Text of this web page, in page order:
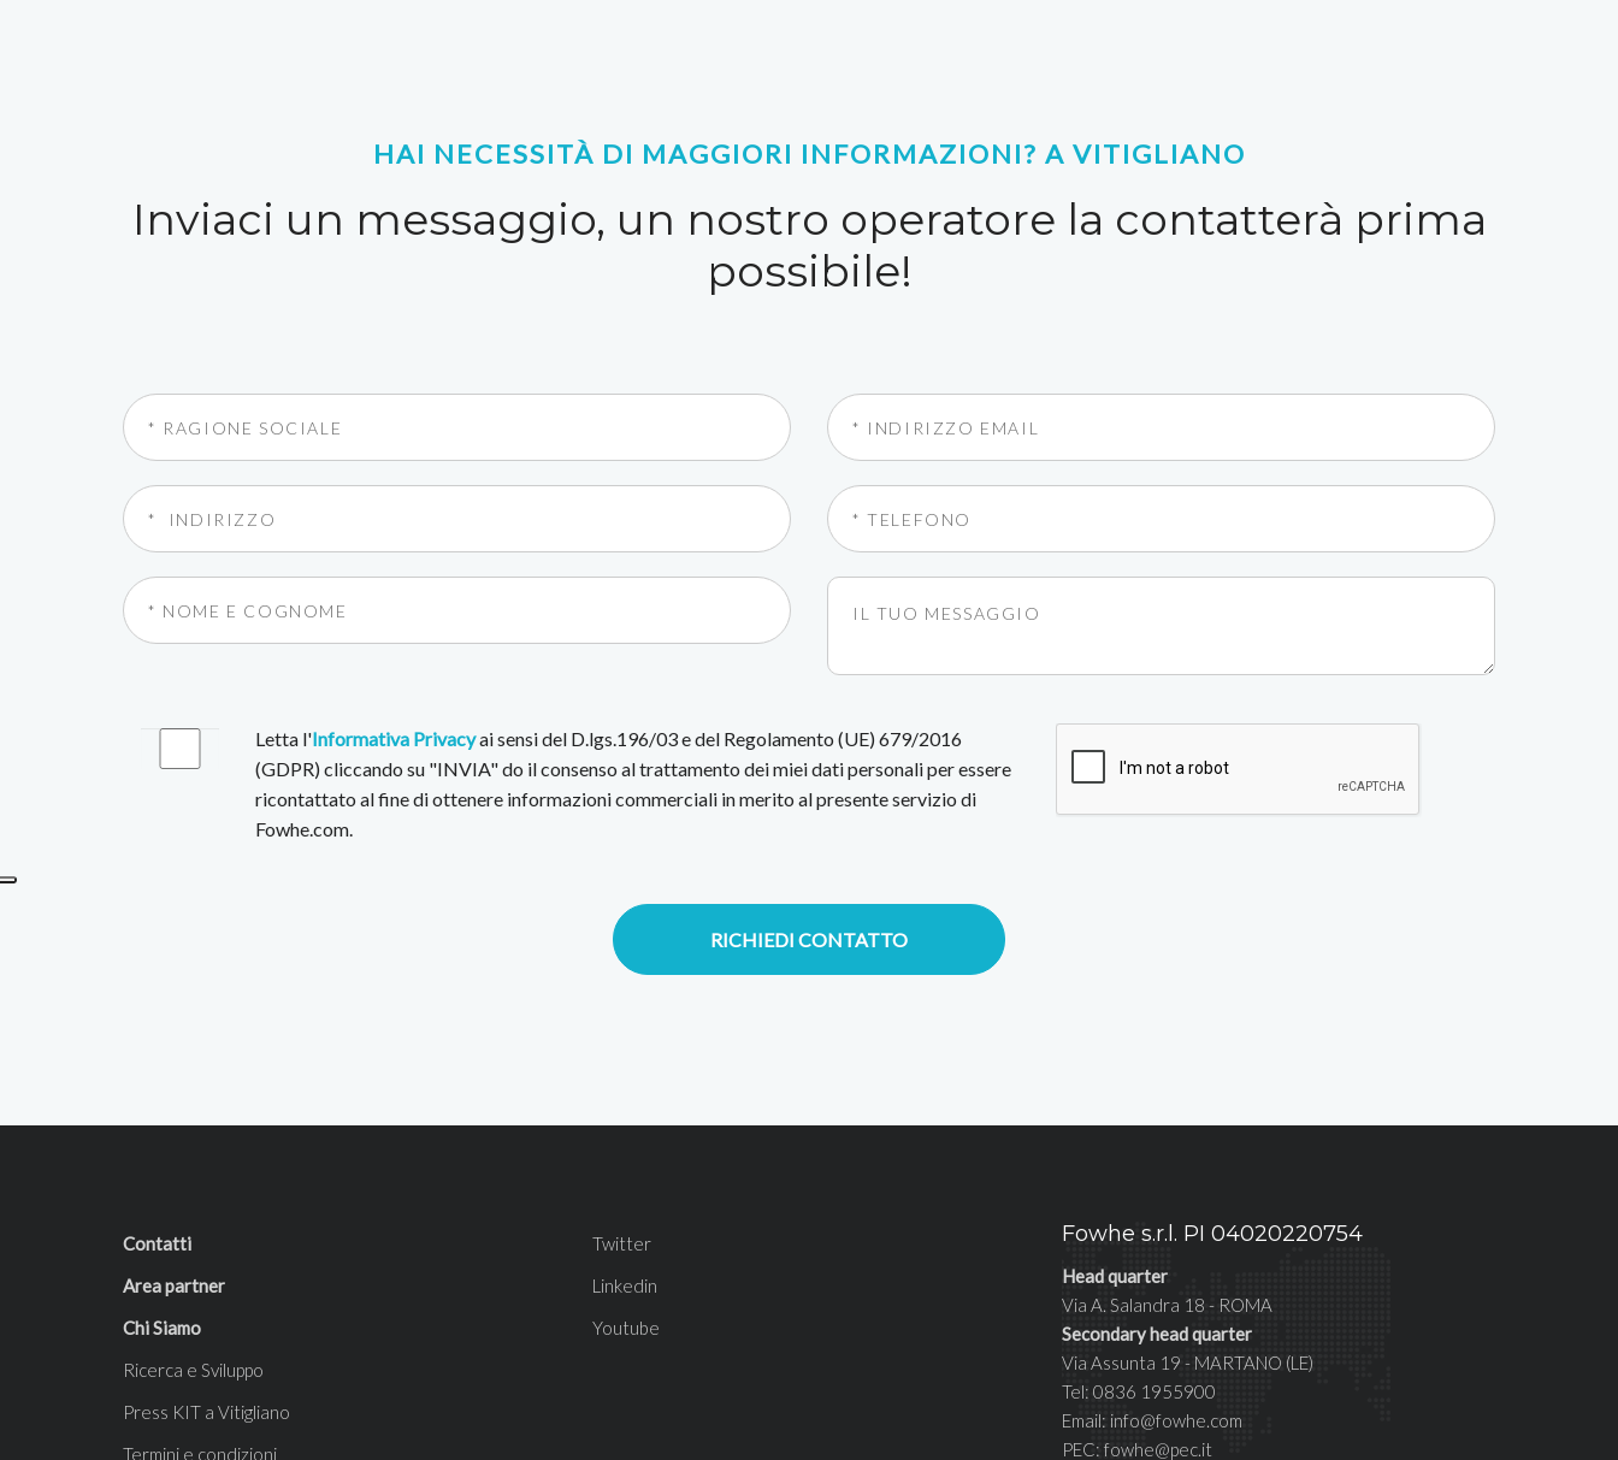
HAI NECESSITÀ DI MAGGIORI INFORMAZIONI? A VITIGLIANO
Inviaci un messaggio, un nostro operatore la contatterà prima
possibile!
Letta l'Informativa Privacyai sensi del D.lgs.196/03 e del Regolamento (UE) 679/2016
(GDPR) cliccando su "INVIA" do il consenso al trattamento dei miei dati personali per essere
ricontattato al fine di ottenere informazioni commerciali in merito al presente servizio di
Fowhe.com.
RICHIEDI CONTATTO
Contatti
Area partner
Chi Siamo
Ricerca e Sviluppo
Press KIT a Vitigliano
Termini e condizioni
Twitter
Linkedin
Youtube
Fowhe s.r.l. PI 04020220754
Head quarter
Via A. Salandra 18 - ROMA
Secondary head quarter
Via Assunta 19 - MARTANO (LE)
Tel: 0836 1955900
Email: info@fowhe.com
PEC: fowhe@pec.it